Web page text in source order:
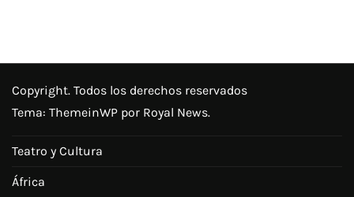
Copyright. Todos los derechos reservados
Tema: ThemeinWP por Royal News.
Teatro y Cultura
África